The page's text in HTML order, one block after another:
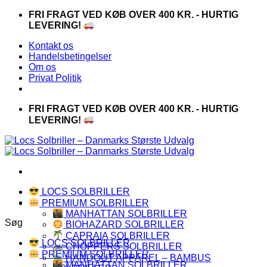
FortsætFRI FRAGT VED KØB OVER 400 KR. - HURTIG
LEVERING!
Kontakt os
Handelsbetingelser
Om os
Privat Politik
FRI FRAGT VED KØB OVER 400 KR. - HURTIG
LEVERING!
LOCS SOLBRILLER
PREMIUM SOLBRILLER
MANHATTAN SOLBRILLER
BIOHAZARD SOLBRILLER
CAPRAIA SOLBRILLER
CHOPPERS SOLBRILLER
HANDOUT APPAREL – BAMBUS
Søg
LOCS SOLBRILLER
PREMIUM SOLBRILLER
MANHATTAN SOLBRILLER